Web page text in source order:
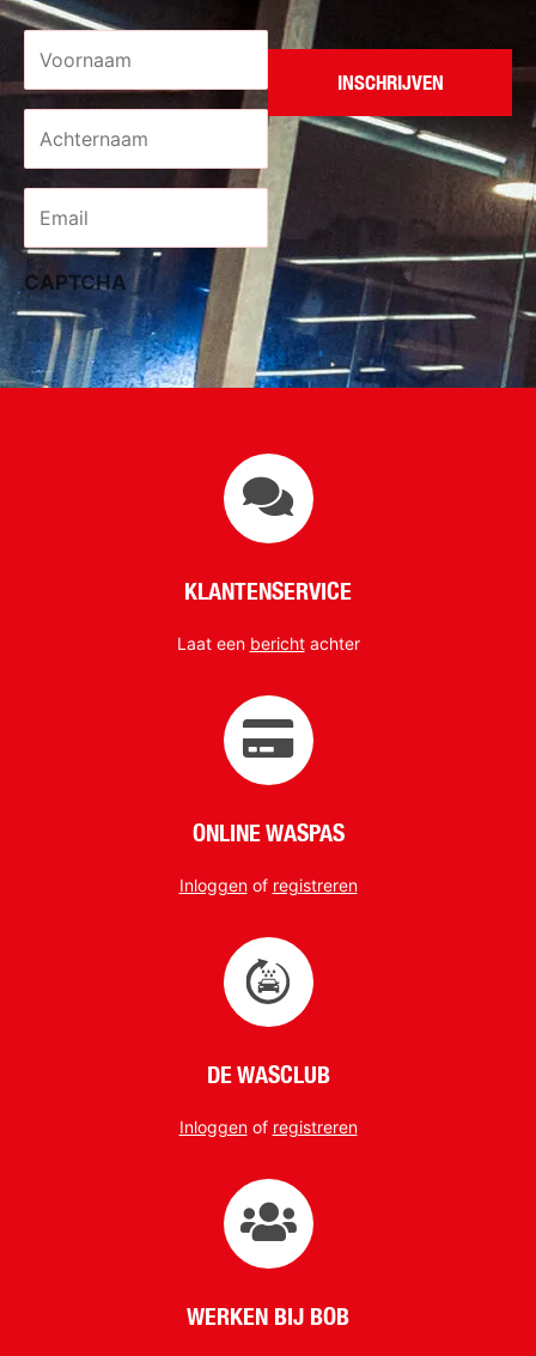
CAPTCHA
KLANTENSERVICE
Laat een berichtachter
ONLINE WASPAS
Inloggenof registreren
DE WASCLUB
Inloggenof registreren
WERKEN BIJ BOB